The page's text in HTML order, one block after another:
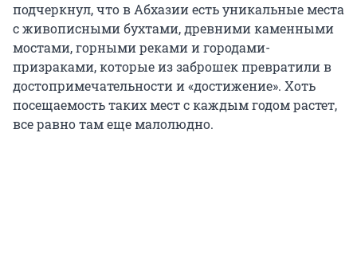
подчеркнул, что в Абхазии есть уникальные места
с живописными бухтами, древними каменными
мостами, горными реками и городами-
призраками, которые из заброшек превратили в
достопримечательности и «достижение». Хоть
посещаемость таких мест с каждым годом растет,
все равно там еще малолюдно.